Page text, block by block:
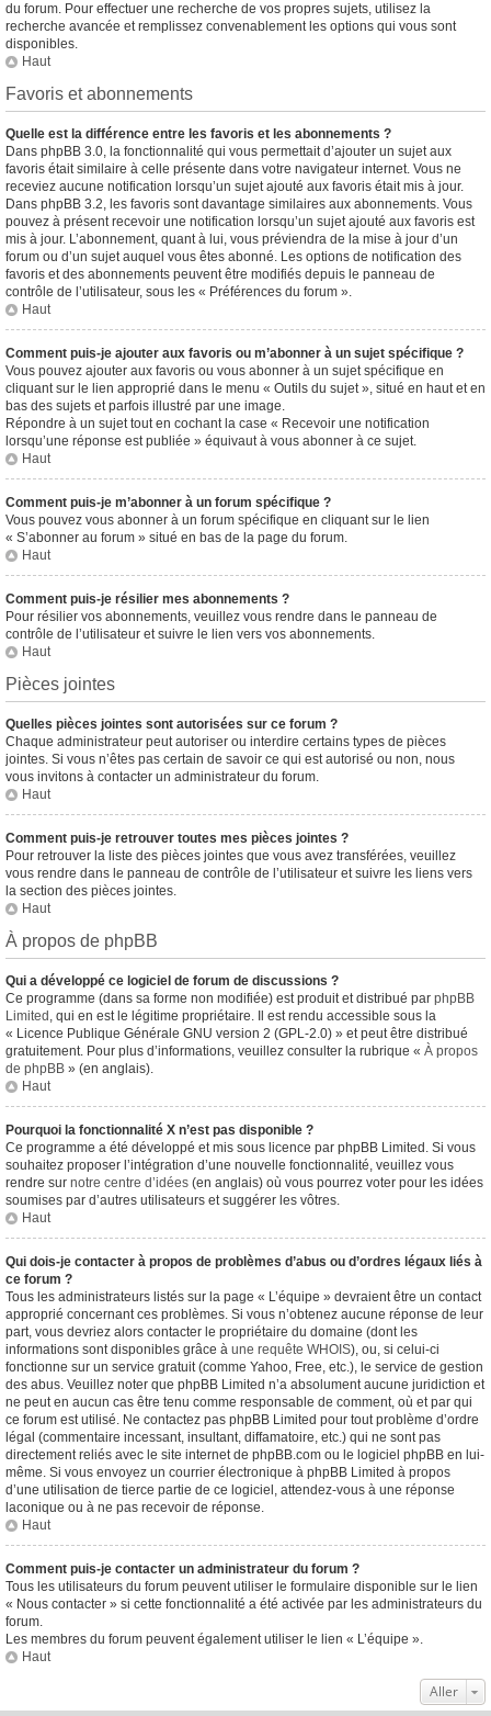
du forum. Pour effectuer une recherche de vos propres sujets, utilisez la
recherche avancée et remplissez convenablement les options qui vous sont
disponibles.
Haut
Favoris et abonnements
Quelle est la différence entre les favoris et les abonnements ?
Dans phpBB 3.0, la fonctionnalité qui vous permettait d’ajouter un sujet aux
favoris était similaire à celle présente dans votre navigateur internet. Vous ne
receviez aucune notification lorsqu’un sujet ajouté aux favoris était mis à jour.
Dans phpBB 3.2, les favoris sont davantage similaires aux abonnements. Vous
pouvez à présent recevoir une notification lorsqu’un sujet ajouté aux favoris est
mis à jour. L’abonnement, quant à lui, vous préviendra de la mise à jour d’un
forum ou d’un sujet auquel vous êtes abonné. Les options de notification des
favoris et des abonnements peuvent être modifiés depuis le panneau de
contrôle de l’utilisateur, sous les « Préférences du forum ».
Haut
Comment puis-je ajouter aux favoris ou m’abonner à un sujet spécifique ?
Vous pouvez ajouter aux favoris ou vous abonner à un sujet spécifique en
cliquant sur le lien approprié dans le menu « Outils du sujet », situé en haut et en
bas des sujets et parfois illustré par une image.
Répondre à un sujet tout en cochant la case « Recevoir une notification
lorsqu’une réponse est publiée » équivaut à vous abonner à ce sujet.
Haut
Comment puis-je m’abonner à un forum spécifique ?
Vous pouvez vous abonner à un forum spécifique en cliquant sur le lien
« S’abonner au forum » situé en bas de la page du forum.
Haut
Comment puis-je résilier mes abonnements ?
Pour résilier vos abonnements, veuillez vous rendre dans le panneau de
contrôle de l’utilisateur et suivre le lien vers vos abonnements.
Haut
Pièces jointes
Quelles pièces jointes sont autorisées sur ce forum ?
Chaque administrateur peut autoriser ou interdire certains types de pièces
jointes. Si vous n’êtes pas certain de savoir ce qui est autorisé ou non, nous
vous invitons à contacter un administrateur du forum.
Haut
Comment puis-je retrouver toutes mes pièces jointes ?
Pour retrouver la liste des pièces jointes que vous avez transférées, veuillez
vous rendre dans le panneau de contrôle de l’utilisateur et suivre les liens vers
la section des pièces jointes.
Haut
À propos de phpBB
Qui a développé ce logiciel de forum de discussions ?
Ce programme (dans sa forme non modifiée) est produit et distribué par phpBB
Limited , qui en est le légitime propriétaire. Il est rendu accessible sous la
« Licence Publique Générale GNU version 2 (GPL-2.0) » et peut être distribué
gratuitement. Pour plus d’informations, veuillez consulter la rubrique « À propos
de phpBB » (en anglais).
Haut
Pourquoi la fonctionnalité X n’est pas disponible ?
Ce programme a été développé et mis sous licence par phpBB Limited. Si vous
souhaitez proposer l’intégration d’une nouvelle fonctionnalité, veuillez vous
rendre sur notre centre d’idées (en anglais) où vous pourrez voter pour les idées
soumises par d’autres utilisateurs et suggérer les vôtres.
Haut
Qui dois-je contacter à propos de problèmes d’abus ou d’ordres légaux liés à
ce forum ?
Tous les administrateurs listés sur la page « L’équipe » devraient être un contact
approprié concernant ces problèmes. Si vous n’obtenez aucune réponse de leur
part, vous devriez alors contacter le propriétaire du domaine (dont les
informations sont disponibles grâce à une requête WHOIS), ou, si celui-ci
fonctionne sur un service gratuit (comme Yahoo, Free, etc.), le service de gestion
des abus. Veuillez noter que phpBB Limited n’a absolument aucune juridiction et
ne peut en aucun cas être tenu comme responsable de comment, où et par qui
ce forum est utilisé. Ne contactez pas phpBB Limited pour tout problème d’ordre
légal (commentaire incessant, insultant, diffamatoire, etc.) qui ne sont pas
directement reliés avec le site internet de phpBB.com ou le logiciel phpBB en lui-
même. Si vous envoyez un courrier électronique à phpBB Limited à propos
d’une utilisation de tierce partie de ce logiciel, attendez-vous à une réponse
laconique ou à ne pas recevoir de réponse.
Haut
Comment puis-je contacter un administrateur du forum ?
Tous les utilisateurs du forum peuvent utiliser le formulaire disponible sur le lien
« Nous contacter » si cette fonctionnalité a été activée par les administrateurs du
forum.
Les membres du forum peuvent également utiliser le lien « L’équipe ».
Haut
Aller